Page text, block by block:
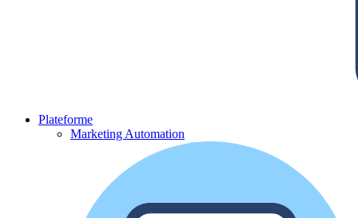
Plateforme
Marketing Automation